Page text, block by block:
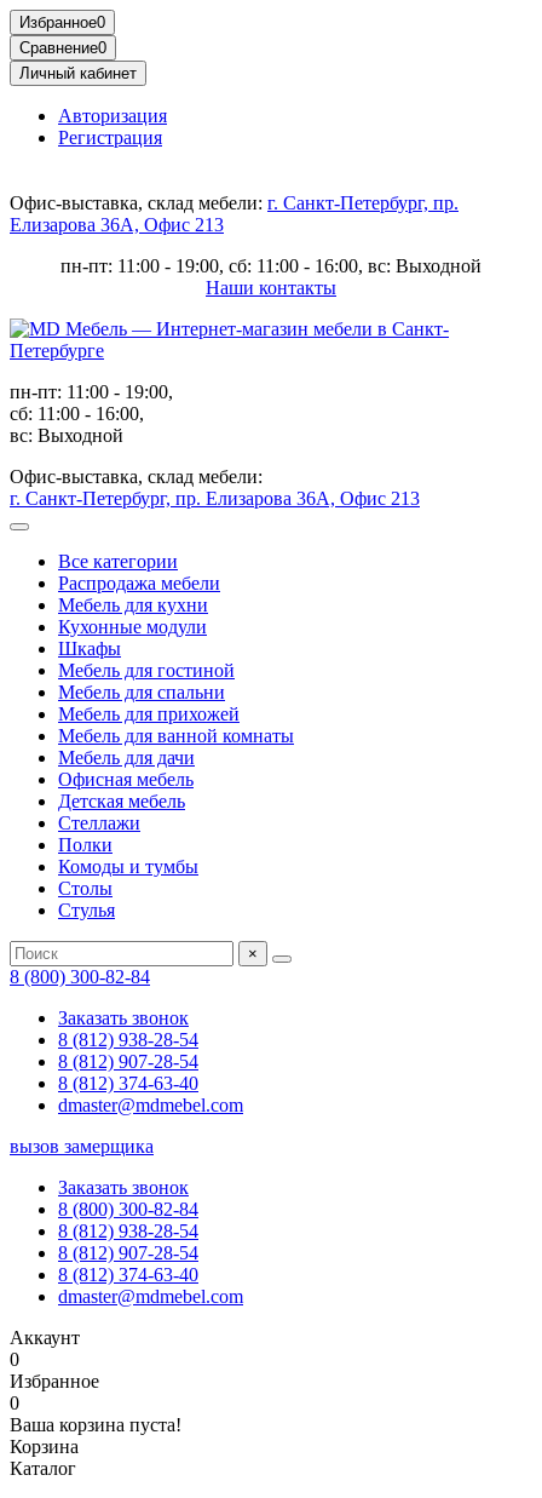
Избранное0
Сравнение0
Личный кабинет
Авторизация
Регистрация
Офис-выставка, склад мебели: г. Санкт-Петербург, пр.
Елизарова 36А, Офис 213
пн-пт: 11:00 - 19:00, сб: 11:00 - 16:00, вс: Выходной
Наши контакты
пн-пт: 11:00 - 19:00,
сб: 11:00 - 16:00,
вс: Выходной
Офис-выставка, склад мебели:
г. Санкт-Петербург, пр. Елизарова 36А, Офис 213
Все категории
Распродажа мебели
Мебель для кухни
Кухонные модули
Шкафы
Мебель для гостиной
Мебель для спальни
Мебель для прихожей
Мебель для ванной комнаты
Мебель для дачи
Офисная мебель
Детская мебель
Стеллажи
Полки
Комоды и тумбы
Столы
Стулья
×
8 (800) 300-82-84
Заказать звонок
8 (812) 938-28-54
8 (812) 907-28-54
8 (812) 374-63-40
dmaster@mdmebel.com
вызов замерщика
Заказать звонок
8 (800) 300-82-84
8 (812) 938-28-54
8 (812) 907-28-54
8 (812) 374-63-40
dmaster@mdmebel.com
Аккаунт
0
Избранное
0
Ваша корзина пуста!
Корзина
Каталог